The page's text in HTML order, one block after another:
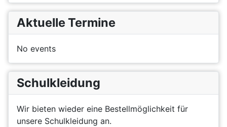
Aktuelle Termine
No events
Schulkleidung
Wir bieten wieder eine Bestellmöglichkeit für
unsere Schulkleidung an.